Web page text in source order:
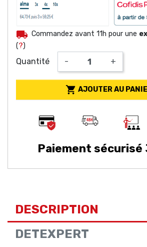
local_shipping Commandez avant 11h pour une
(?)
Quantité - +
 AJOUTER AU
Paiement sécurisé
DESCRIPTION
DETEXPERT